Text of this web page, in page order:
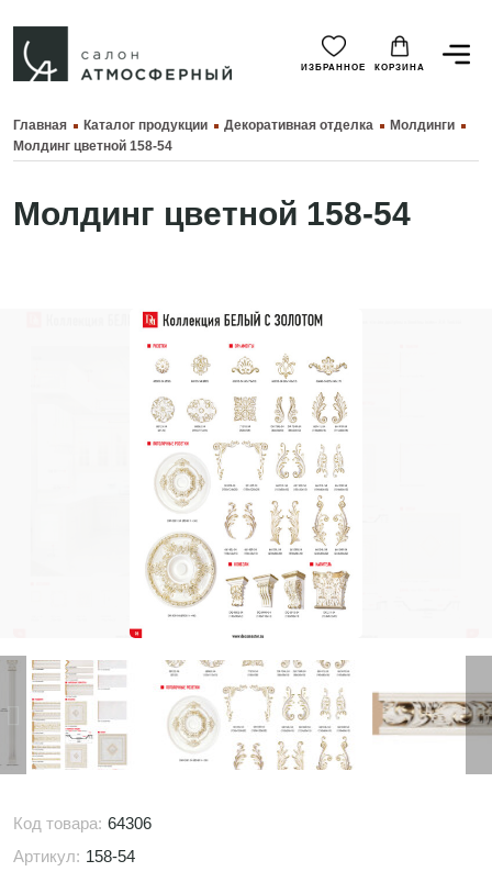
ИЗБРАННОЕ КОРЗИНА
Главная Каталог продукции Декоративная отделка
Молдинги
Молдинг цветной 158-54
Молдинг цветной 158-54
Код товара: 64306
Артикул: 158-54